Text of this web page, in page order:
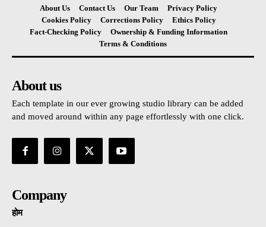
About Us Contact Us Our Team
Privacy Policy
Cookies Policy
Corrections Policy
Ethics Policy
Fact-Checking Policy
Ownership & Funding Information
Terms & Conditions
About us
Each template in our ever growing studio library can be added
and moved around within any page effortlessly with one click.
Company
होम